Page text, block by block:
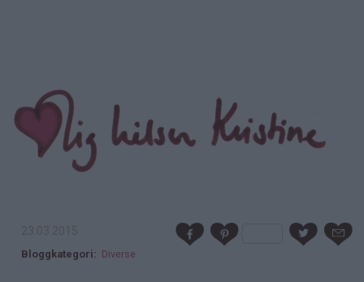
Bloggkategori Diverse